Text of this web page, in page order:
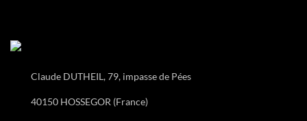
Claude DUTHEIL, 79, impasse de Pées
40150 HOSSEGOR (France)